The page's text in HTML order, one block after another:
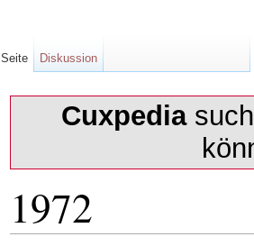
Cuxpedia
1972
Seite Diskussion